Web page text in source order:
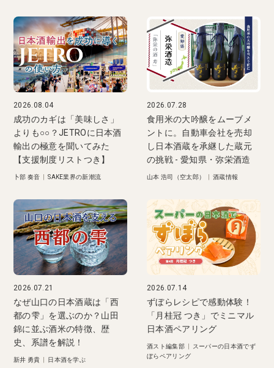
2026.08.04
成功のカギは「美味しさ」
よりも○○？JETROに日本酒
輸出の極意を聞いてみた
【支援制度リストつき】
卜部 奏音 |SAKE業界の新潮流
2026.07.28
食用米の大吟醸をムーブメ
ントに。自動車会社を売却
し日本酒蔵を承継した蔵元
の挑戦 - 愛知県・弥栄酒造
山本 浩司（空太郎） 酒蔵情報
2026.07.21
なぜ山口の日本酒蔵は「西
都の雫」を選ぶのか？山田
錦に並ぶ酒米の特徴、歴
史、系譜を解説！
新井 勇貴 日本酒を学ぶ
2026.07.14
ずぼらレシピで感動体験！
「月桂冠 つき」でミニマル
日本酒ペアリング
酒スト編集部
スーパーの日本酒でず
ぼらペアリング